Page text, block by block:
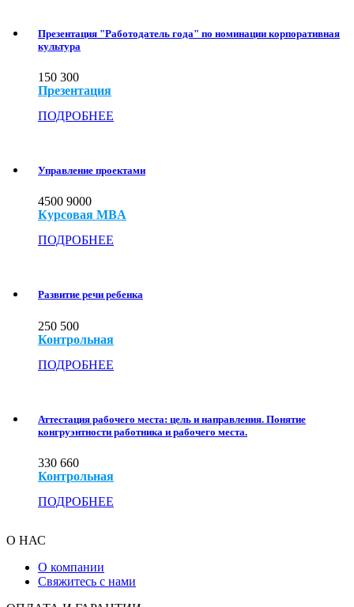
Презентация "Работодатель года" по номинации корпоративная
культура
150 300
Презентация
ПОДРОБНЕЕ
Управление проектами
4500 9000
Курсовая MBA
ПОДРОБНЕЕ
Развитие речи ребенка
250 500
Контрольная
ПОДРОБНЕЕ
Аттестация рабочего места: цель и направления. Понятие
конгруэнтности работника и рабочего места.
330 660
Контрольная
ПОДРОБНЕЕ
О НАС
О компании
Свяжитесь с нами